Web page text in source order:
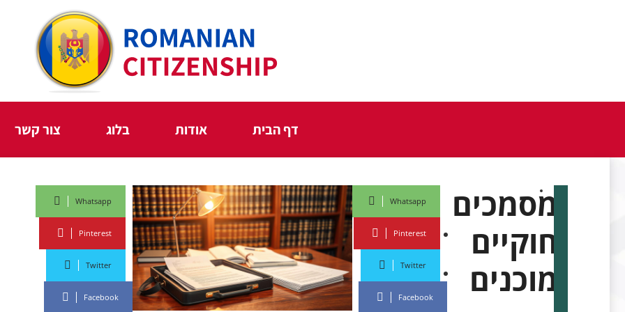
דף הבית אודות בלוג צור קשר
מסמכים
חוקיים
מוכנים
21,
2026
רועי
מירלש
Whatsapp
Pinterest
Twitter
Facebook
Whatsapp
Pinterest
Twitter
Facebook